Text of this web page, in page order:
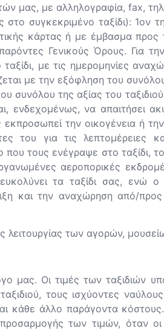
μας, με αλληλογραφία, fax,
συγκεκριμένο ταξίδι): 1ον
κάρτας ή με έμβασμα προς
Γενικούς Όρους. Για
με τις ημερομηνίες
με την εξόφληση του
της αξίας του
ενδεχομένως, να απαιτήσει
την οικογένεια ή
του για τις λεπτομέρειες
τους ενέγραψε στο ταξίδι, το
αεροπορικές
τα ταξίδι σας, ενώ
και την αναχώρηση από/
λειτουργίας των αγορών,
μας. Οι τιμές των ταξιδιών
τους ισχύοντες
άλλο παράγοντα
των τιμών, όταν